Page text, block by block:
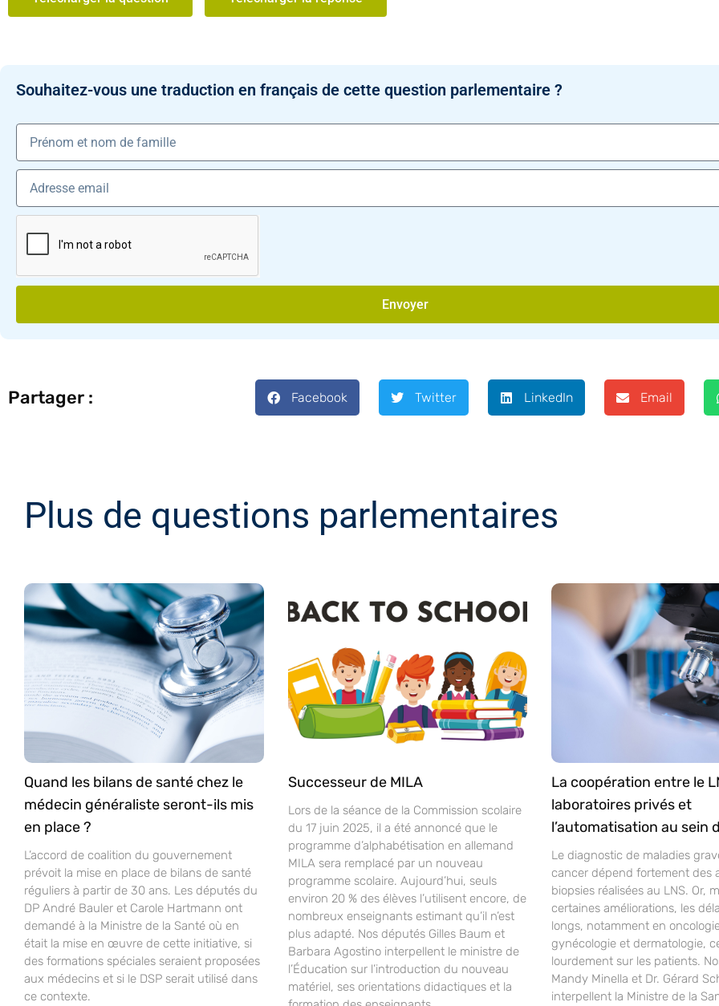
Souhaitez-vous une traduction en français de cette question parlementaire ?
Envoyer
Partager : Facebook Twitter LinkedIn Email
Plus de questions parlementaires
Quand les bilans de santé chez le
médecin généraliste seront-ils mis
en place ?
L’accord de coalition du gouvernement
prévoit la mise en place de bilans de santé
réguliers à partir de 30 ans. Les députés du
DP André Bauler et Carole Hartmann ont
demandé à la Ministre de la Santé où en
était la mise en œuvre de cette initiative, si
des formations spéciales seraient proposées
aux médecins et si le DSP serait utilisé dans
ce contexte.
Successeur de MILA
Lors de la séance de la Commission scolaire
du 17 juin 2025, il a été annoncé que le
programme d’alphabétisation en allemand
MILA sera remplacé par un nouveau
programme scolaire. Aujourd’hui, seuls
environ 20 % des élèves l’utilisent encore, de
nombreux enseignants estimant qu’il n’est
plus adapté. Nos députés Gilles Baum et
Barbara Agostino interpellent le ministre de
l’Éducation sur l’introduction du nouveau
matériel, ses orientations didactiques et la
La coopération entre le
laboratoires privés et
l’automatisation au sein
Le diagnostic de maladies
cancer dépend fortement des
biopsies réalisées au LNS. Or,
certaines améliorations, les
longs, notamment en
gynécologie et dermatologie,
lourdement sur les patients.
Mandy Minella et Dr. Gérard
interpellent la Ministre de la